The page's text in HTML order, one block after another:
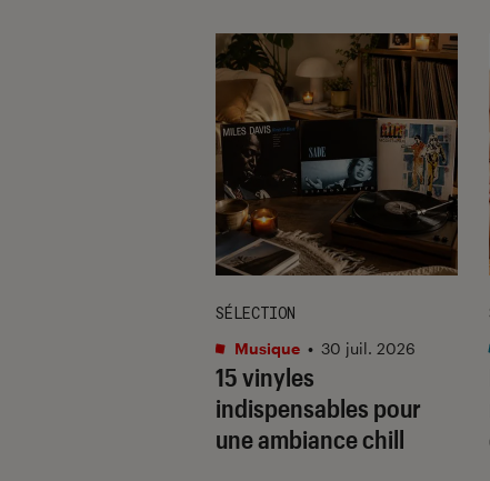
15 vinyles
indispensables pour
une ambiance chill
SÉLECTION
Musique • 30 juil. 2026